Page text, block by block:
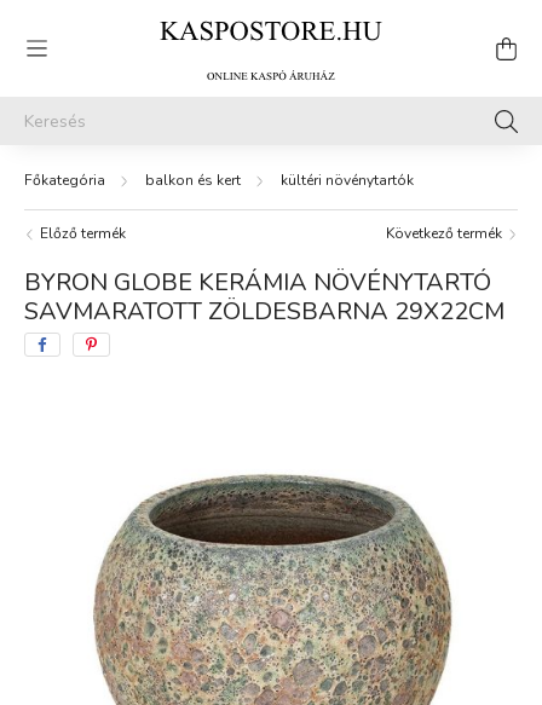
balkon és kert kültéri növénytartók
Előző termék Következő termék
BYRON GLOBE KERÁMIA NÖVÉNYTARTÓ
SAVMARATOTT ZÖLDESBARNA 29X22CM